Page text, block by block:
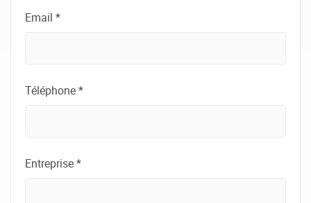
Email *
Téléphone *
Entreprise *